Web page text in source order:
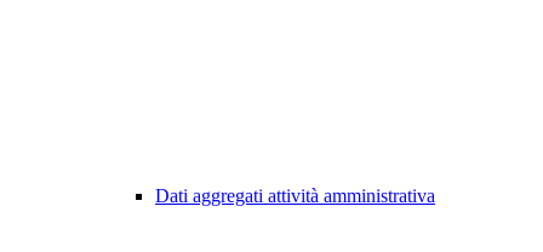
Dati aggregati attività amministrativa